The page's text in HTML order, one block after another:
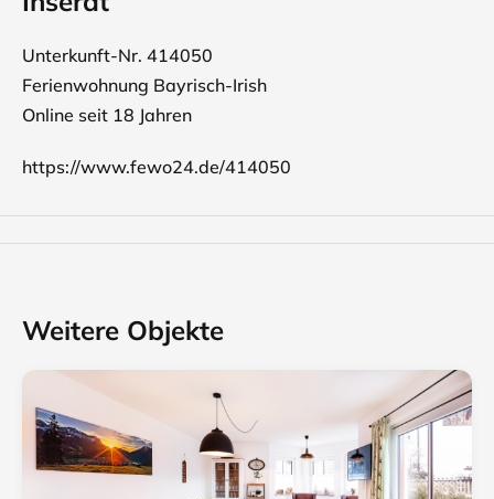
Unterkunft-Nr. 414050
Ferienwohnung Bayrisch-Irish
Online seit 18 Jahren
https://www.fewo24.de/414050
Weitere Objekte